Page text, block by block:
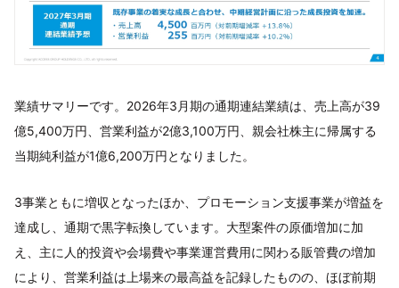
業績サマリーです。2026年3月期の通期連結業績は、売上高が39
億5,400万円、営業利益が2億3,100万円、親会社株主に帰属する
当期純利益が1億6,200万円となりました。
3事業ともに増収となったほか、プロモーション支援事業が増益を
達成し、通期で黒字転換しています。大型案件の原価増加に加
え、主に人的投資や会場費や事業運営費用に関わる販管費の増加
により、営業利益は上場来の最高益を記録したものの、ほぼ前期